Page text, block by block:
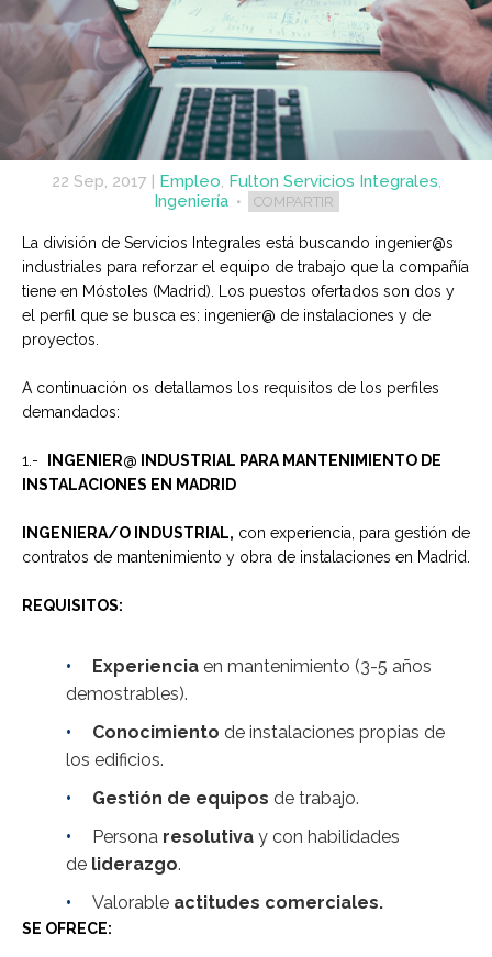
22 Sep, 2017 | Empleo, Fulton Servicios Integrales,
Ingeniería
COMPARTIR
La división de Servicios Integrales está buscando ingenier@s
industriales para reforzar el equipo de trabajo que la compañía
tiene en Móstoles (Madrid). Los puestos ofertados son dos y
el perfil que se busca es: ingenier@ de instalaciones y de
proyectos.
A continuación os detallamos los requisitos de los perfiles
demandados:
1.-
INGENIER@ INDUSTRIAL PARA MANTENIMIENTO DE
INSTALACIONES EN MADRID
INGENIERA/O INDUSTRIAL, con experiencia, para gestión de
contratos de mantenimiento y obra de instalaciones en Madrid.
REQUISITOS:
Experiencia en mantenimiento (3-5 años
demostrables).
Conocimiento de instalaciones propias de
los edificios.
Gestión de equipos de trabajo.
Persona resolutiva y con habilidades
de liderazgo.
Valorable actitudes comerciales.
SE OFRECE: